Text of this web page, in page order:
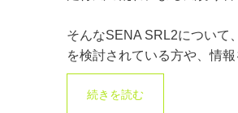
そんなSENA SRL2について
を検討されている方や、情
続きを読む